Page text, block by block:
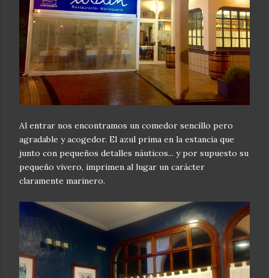
Al entrar nos encontramos un comedor sencillo pero
agradable y acogedor. El azul prima en la estancia que
junto con pequeños detalles náuticos... y por supuesto su
pequeño vivero, imprimen al lugar un carácter
claramente marinero.